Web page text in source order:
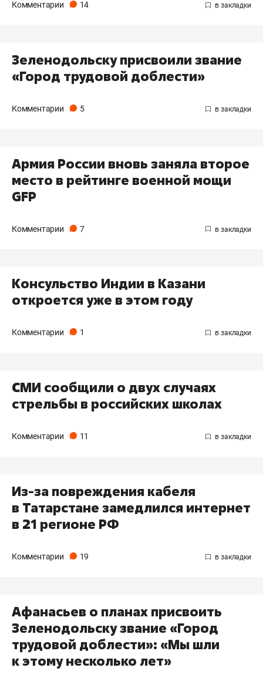
Комментарии 14
Зеленодольску присвоили звание
«Город трудовой доблести»
Комментарии 5
Армия России вновь заняла второе
место в рейтинге военной мощи
GFP
Комментарии 7
Консульство Индии в Казани
откроется уже в этом году
Комментарии 1
СМИ сообщили о двух случаях
стрельбы в российских школах
Комментарии 11
Из-за повреждения кабеля
в Татарстане замедлился интернет
в 21 регионе РФ
Комментарии 19
Афанасьев о планах присвоить
Зеленодольску звание «Город
трудовой доблести»: «Мы шли
к этому несколько лет»